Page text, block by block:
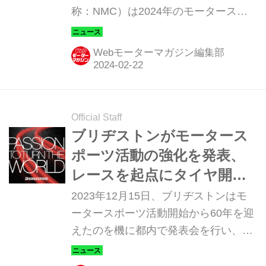
称：NMC）は2024年のモータースポ
ーツ活動概要を発表、熱狂的なファン
に向けてオンラインで発表会の模様を
公開した。
Webモーターマガジン編集部
Official Staff
ブリヂストンがモータース
ポーツ活動の強化を発表、
レースを起点にタイヤ開発
を加速
2023年12月15日、ブリヂストンはモ
ータースポーツ活動開始から60年を迎
えたのを機に都内で発表会を行い、極
限に挑戦することでイノベーションを